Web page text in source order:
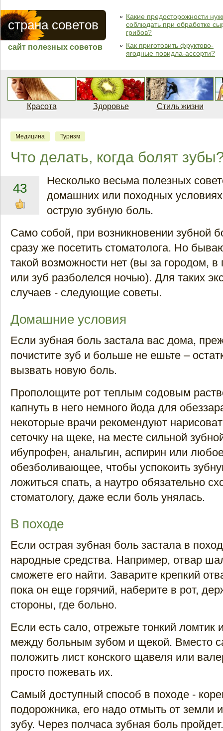
страна советов
сайт полезных советов
Какие предосторожности
соблюдать при обработке
грибов?
Как приготовить фруктово-
ягодные повидла-ассорти?
Красота Здоровье Стиль жизни
Медицина Туризм
Что делать, когда болят
43
Несколько весьма полезных
домашних или походных
острую зубную боль.
Само собой, при возникновении зубной
сразу же посетить стоматолога. Но
такой возможности нет (вы за городом, в
или зуб разболелся ночью). Для таких
случаев - следующие советы.
Домашние условия
Если зубная боль застала вас дома,
почистите зуб и больше не ешьте –
вызвать новую боль.
Прополощите рот теплым содовым
капнуть в него немного йода для
некоторые врачи рекомендуют
сеточку на щеке, на месте сильной
ибупрофен, анальгин, аспирин или
обезболивающее, чтобы успокоить
ложиться спать, а наутро обязательно
стоматологу, даже если боль унялась.
В походе
Если острая зубная боль застала в
народные средства. Например, отвар
сможете его найти. Заварите крепкий
пока он еще горячий, наберите в рот,
стороны, где больно.
Если есть сало, отрежьте тонкий ломтик
между больным зубом и щекой. Вместо
положить лист конского щавеля или
просто пожевать их.
Самый доступный способ в походе -
подорожника, его надо отмыть от земли
зубу. Через полчаса зубная боль пройдет.